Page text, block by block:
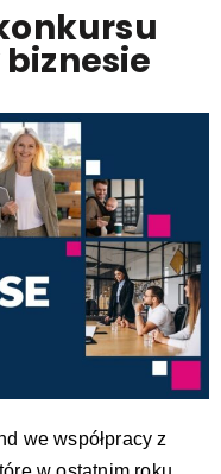
biznesie
we współpracy z